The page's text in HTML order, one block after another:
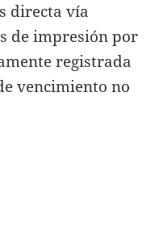
directa vía
de impresión por
registrada
vencimiento no